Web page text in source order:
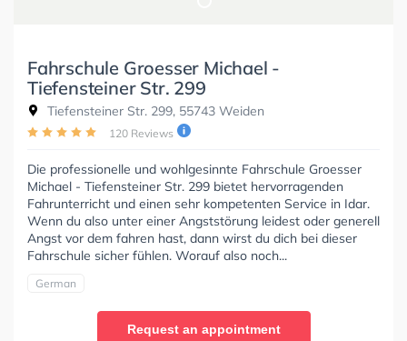
Fahrschule Groesser Michael -
Tiefensteiner Str. 299
Tiefensteiner Str. 299, 55743 Weiden
120 Reviews
Die professionelle und wohlgesinnte Fahrschule Groesser
Michael - Tiefensteiner Str. 299 bietet hervorragenden
Fahrunterricht und einen sehr kompetenten Service in Idar.
Wenn du also unter einer Angststörung leidest oder generell
Angst vor dem fahren hast, dann wirst du dich bei dieser
Fahrschule sicher fühlen. Worauf also noch...
German
Request an appointment